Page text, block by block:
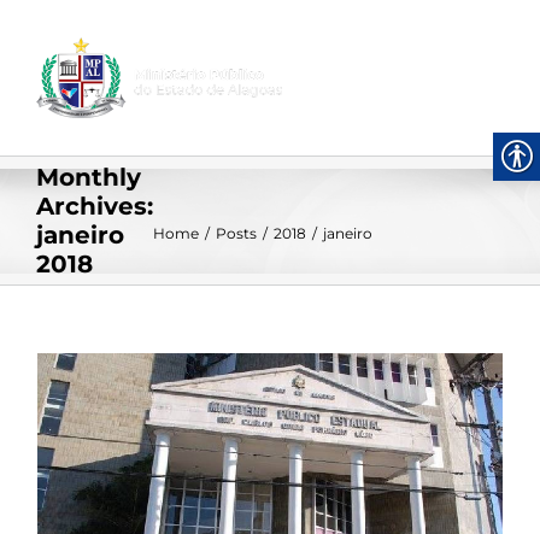
content
Monthly
Archives:
janeiro
2018
Home / Posts / 2018 / janeiro